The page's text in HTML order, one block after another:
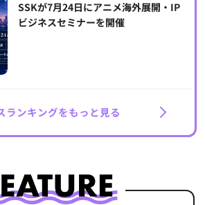
SSKが7月24日にアニメ海外展開・IP
ビジネスセミナーを開催
ランキングをもっと見る